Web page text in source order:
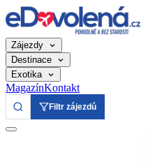
Zájezdy
Destinace
Exotika
MagazínKontakt
Filtr zájezdů